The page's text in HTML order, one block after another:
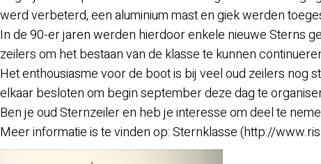
werd verbeterd, een aluminium mast en giek werden
In de 90-er jaren werden hierdoor enkele nieuwe Sterns
zeilers om het bestaan van de klasse te kunnen
Het enthousiasme voor de boot is bij veel oud zeilers nog
elkaar besloten om begin september deze dag te
Ben je oud Sternzeiler en heb je interesse om deel te
Meer informatie is te vinden op: Sternklasse (http://